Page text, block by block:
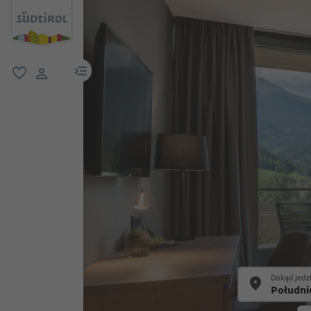
link menu
Dokąd